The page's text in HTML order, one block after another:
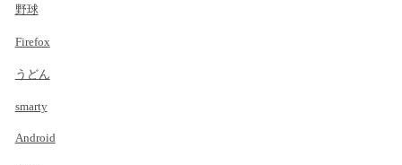
野球
Firefox
うどん
smarty
Android